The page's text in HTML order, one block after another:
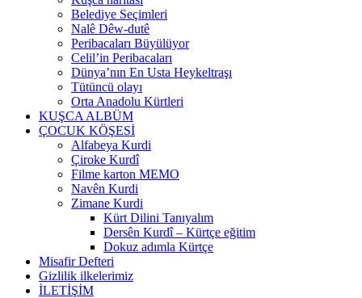
Belediye Seçimleri
Nalê Dêw-dutê
Peribacaları Büyülüyor
Celil’in Peribacaları
Dünya’nın En Usta Heykeltraşı
Tütüncü olayı
Orta Anadolu Kürtleri
KUŞCA ALBÜM
ÇOCUK KÖŞESİ
Alfabeya Kurdi
Çiroke Kurdî
Filme karton MEMO
Navên Kurdi
Zimane Kurdi
Kürt Dilini Tanıyalım
Dersên Kurdî – Kürtçe eğitim
Dokuz adımla Kürtçe
Misafir Defteri
Gizlilik ilkelerimiz
İLETİŞİM